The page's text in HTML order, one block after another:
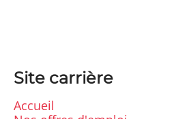
Site carrière
Accueil